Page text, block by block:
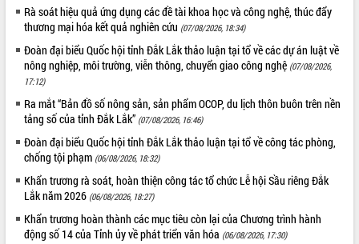
Bí thư Tỉnh ủy Lương Nguyễn Minh
Triết thăm, tặng quà người có công với
cách mạng
Rà soát, hoàn thiện hệ thống thiết chế
văn hóa, thể thao đáp ứng yêu cầu
phát triển mới
Thường trực HĐND tỉnh Đắk Lắk gặp
Minh
Lễ truy điệu và an táng hài cốt liệt sĩ
tại Nghĩa trang Liệt sĩ xã Sơn Hòa
Bàn giải pháp tháo gỡ khó khăn trong
xuất khẩu sầu riêng và triển khai quy
định EUDR
LIÊN KẾT WEB
THỐNG KÊ TRUY CẬP
Hôm nay:
9055
66054378
Rà soát hiệu quả ứng dụng các đề tài khoa học và công nghệ, thúc đẩy
thương mại hóa kết quả nghiên cứu (07/08/2026, 18:34)
Đoàn đại biểu Quốc hội tỉnh Đắk Lắk thảo luận tại tổ về các dự án luật về
nông nghiệp, môi trường, viễn thông, chuyển giao công nghệ (07/08/2026,
17:12)
Ra mắt “Bản đồ số nông sản, sản phẩm OCOP, du lịch thôn buôn trên nền
tảng số của tỉnh Đắk Lắk” (07/08/2026, 16:46)
Đoàn đại biểu Quốc hội tỉnh Đắk Lắk thảo luận tại tổ về công tác phòng,
chống tội phạm (06/08/2026, 18:32)
Khẩn trương rà soát, hoàn thiện công tác tổ chức Lễ hội Sầu riêng Đắk
Lắk năm 2026 (06/08/2026, 18:27)
Khẩn trương hoàn thành các mục tiêu còn lại của Chương trình hành
động số 14 của Tỉnh ủy về phát triển văn hóa (06/08/2026, 17:30)